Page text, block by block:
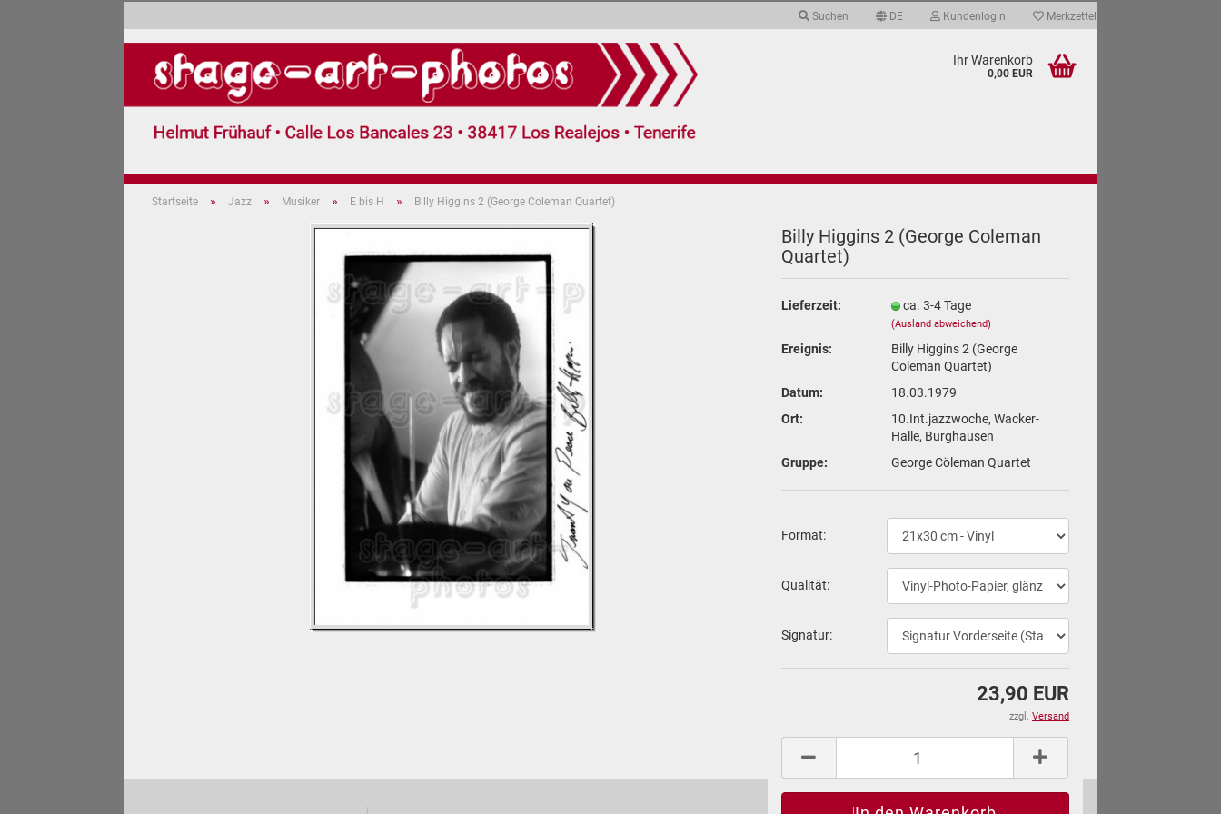
Suchen DE
Sprache auswählen
Währung auswählen
Kundenlogin
Konto erstellen
Merkzettel
Ihr Warenkorb
0,00 EUR
Startseite » Jazz » Musiker » E bis H » Billy Higgins 2 (George Coleman Quartet)
Billy Hig­gins 2 (Ge­or­ge Co­le­man
Quar­tet)
Lieferzeit: ca. 3-4 Tage
(Ausland abweichend)
Ereignis:
Billy Higgins 2 (George
Coleman Quartet)
Datum:
18.03.1979
Ort:
10.Int.jazzwoche, Wacker-
Halle, Burghausen
Gruppe:
George Cöleman Quartet
For­mat:
Qua­li­tät:
Si­gna­tur:
23,90 EUR
zzgl. Versand